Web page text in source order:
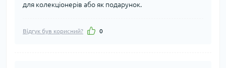
для колекціонерів або як подарунок.
Відгук був корисний? 0